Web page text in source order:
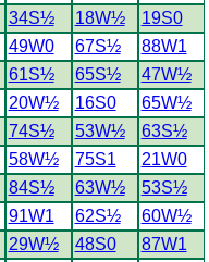
34S½ 18W½
19S0
49W0 67S½
88W1
61S½ 65S½
47W½
20W½ 16S0
65W½
74S½ 53W½
63S½
58W½ 75S1
21W0
84S½ 63W½
53S½
91W1 62S½
60W½
29W½ 48S0
87W1